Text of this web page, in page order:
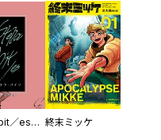
Stella bit／es【単話版】 終末ミッケ